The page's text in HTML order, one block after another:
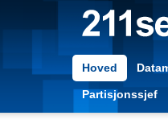
Hoved
Partisjonssjef